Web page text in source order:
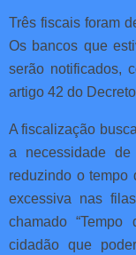
Três fiscais foram
Os bancos que
serão notificados,
artigo 42 do
A fiscalização
a necessidade de
reduzindo o tempo
excessiva nas
chamado
cidadão que